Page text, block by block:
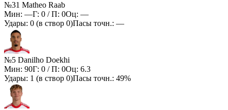
№31 Matheo Raab
Мин: —Г: 0 / П: 0Оц: —
Удары: 0 (в створ 0)Пасы точн.: —
№5 Danilho Doekhi
Мин: 90Г: 0 / П: 0Оц: 6.3
Удары: 1 (в створ 0)Пасы точн.: 49%